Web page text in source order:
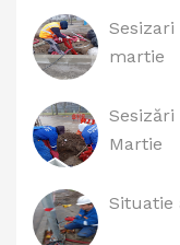
martie
Martie
Situatie